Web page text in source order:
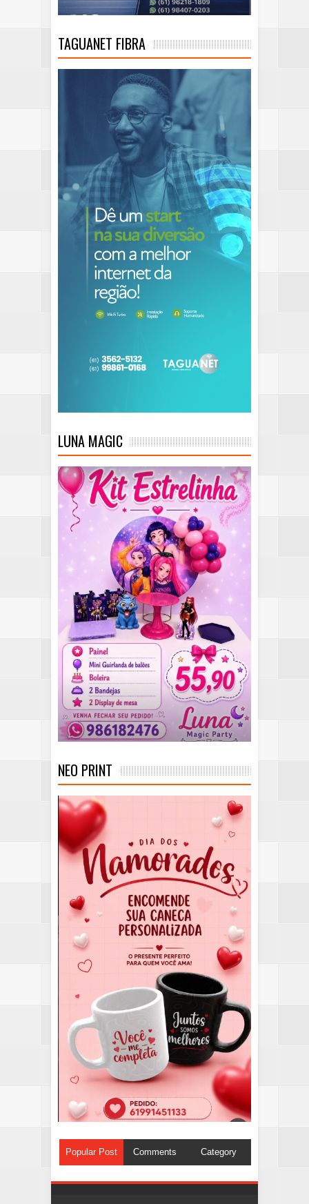
TAGUANET FIBRA
LUNA MAGIC
NEO PRINT
Popular Post Comments Category